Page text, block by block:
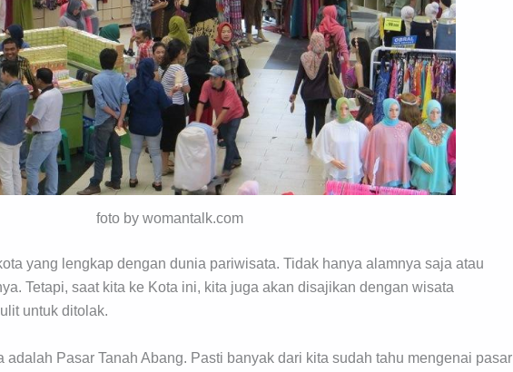
foto by womantalk.com
yang lengkap dengan dunia pariwisata. Tidak hanya alamnya saja atau
Tetapi, saat kita ke Kota ini, kita juga akan disajikan dengan wisata
untuk ditolak.
adalah Pasar Tanah Abang. Pasti banyak dari kita sudah tahu mengenai pasar